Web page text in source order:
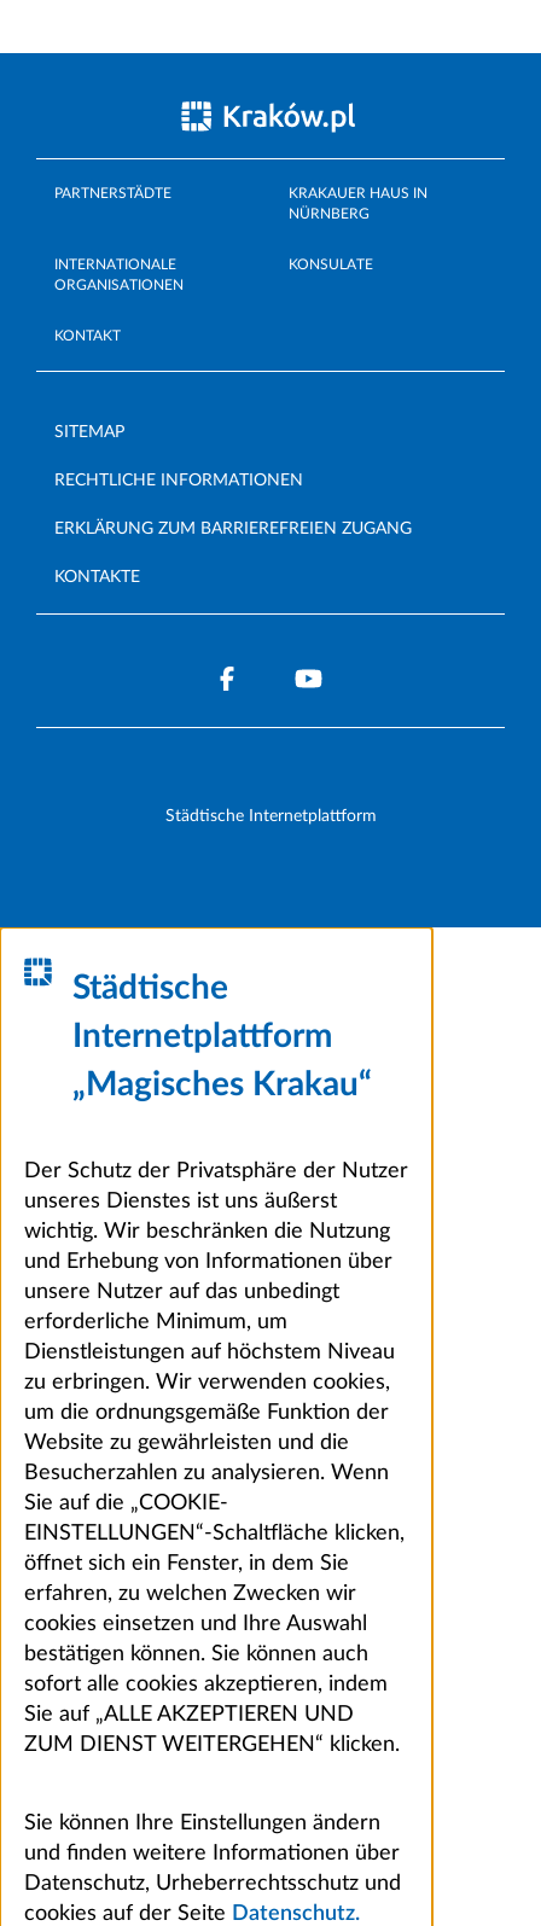
PARTNERSTÄDTE
KRAKAUER HAUS IN
NÜRNBERG
INTERNATIONALE
ORGANISATIONEN
KONSULATE
KONTAKT
SITEMAP
RECHTLICHE INFORMATIONEN
ERKLÄRUNG ZUM BARRIEREFREIEN ZUGANG
KONTAKTE
Städtische Internetplattform
Städtische
Internetplattform
„Magisches Krakau“
Der Schutz der Privatsphäre der Nutzer
unseres Dienstes ist uns äußerst
wichtig. Wir beschränken die Nutzung
und Erhebung von Informationen über
unsere Nutzer auf das unbedingt
erforderliche Minimum, um
Dienstleistungen auf höchstem Niveau
zu erbringen. Wir verwenden cookies,
um die ordnungsgemäße Funktion der
Website zu gewährleisten und die
Besucherzahlen zu analysieren. Wenn
Sie auf die „COOKIE-
EINSTELLUNGEN“-Schaltfläche klicken,
öffnet sich ein Fenster, in dem Sie
erfahren, zu welchen Zwecken wir
cookies einsetzen und Ihre Auswahl
bestätigen können. Sie können auch
sofort alle cookies akzeptieren, indem
Sie auf „ALLE AKZEPTIEREN UND
ZUM DIENST WEITERGEHEN“ klicken.
Sie können Ihre Einstellungen ändern
und finden weitere Informationen über
Datenschutz, Urheberrechtsschutz und
cookies auf der Seite Datenschutz.